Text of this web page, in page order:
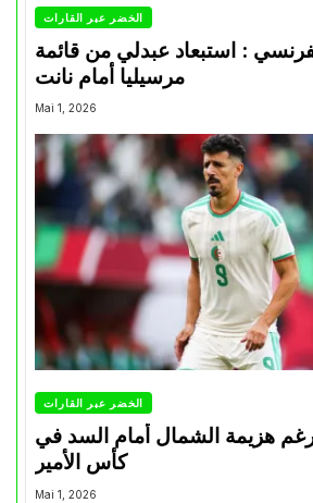
الخضر عبر القارات
: استبعاد عبدلي من قائمة
مرسيليا أمام نانت
Mai 1, 2026
الخضر عبر القارات
هزيمة الشمال أمام السد في
كأس الأمير
Mai 1, 2026